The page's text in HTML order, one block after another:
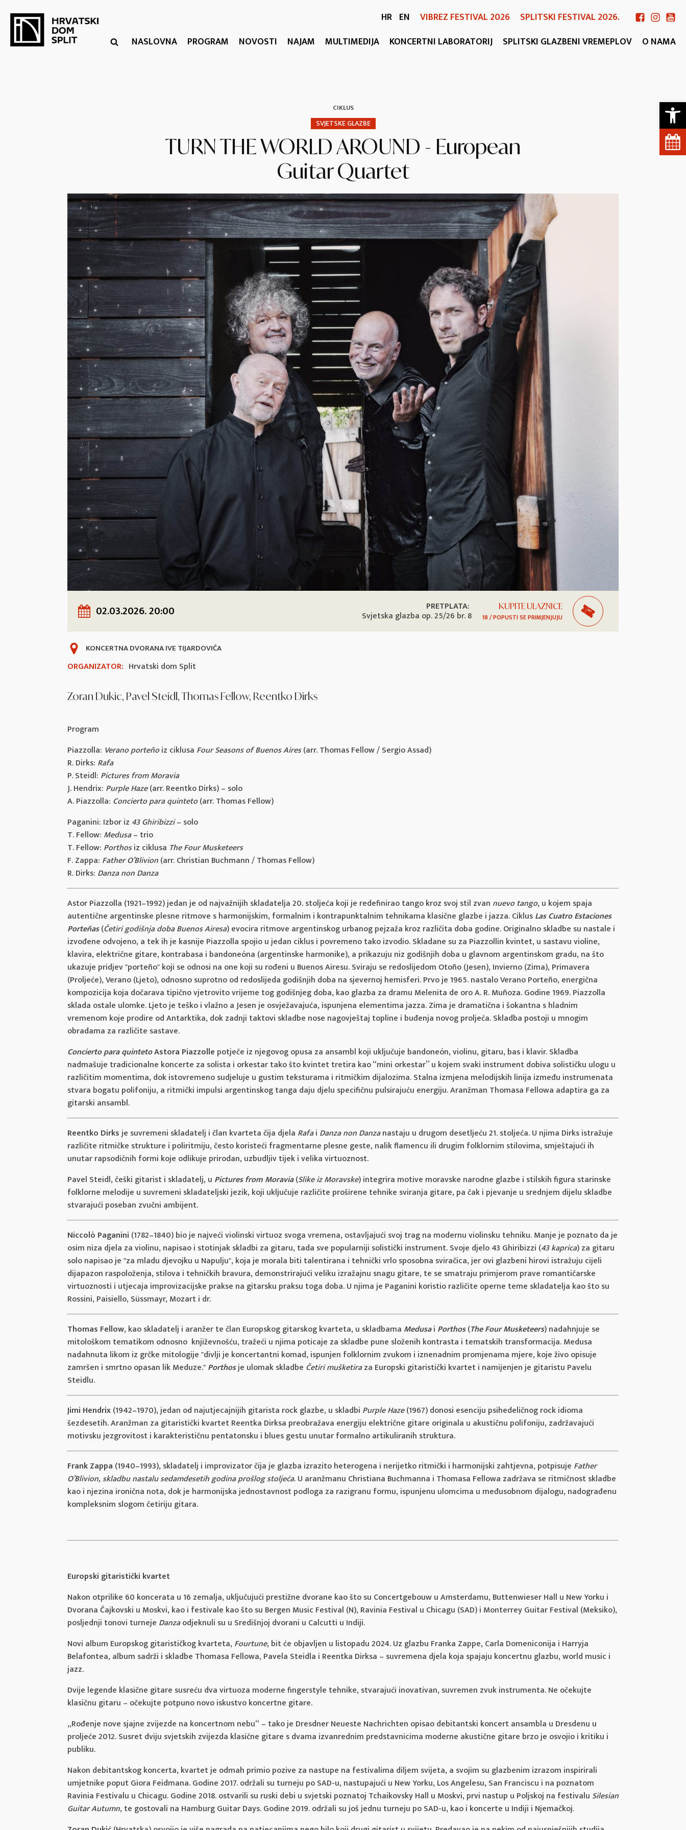
HR EN VIBREZ FESTIVAL 2026
SPLITSKI FESTIVAL 2026.
NASLOVNA
PROGRAM NOVOSTI NAJAM MULTIMEDIJA KONCERTNI LABORATORIJ SPLITSKI GLAZBENI VREMEPLOV O NAMA
CIKLUS
SVJETSKE GLAZBE
TURN THE WORLD AROUND - European
Guitar Quartet
02.03.2026. 20:00 PRETPLATA:
Svjetska glazba op. 25/26 br. 8
KUPITE ULAZNICE
18 / POPUSTI SE PRIMJENJUJU
ORGANIZATOR: Hrvatski dom Split
KONCERTNA DVORANA IVE TIJARDOVIĆA
Zoran Dukic, Pavel Steidl, Thomas Fellow, Reentko Dirks
Program
Piazzolla: Verano porteñoiz ciklusa Four Seasons of Buenos Aires(arr. Thomas Fellow / Sergio Assad)
R. Dirks: Rafa
P. Steidl: Pictures from Moravia
J. Hendrix: Purple Haze(arr. Reentko Dirks) – solo
A. Piazzolla: Concierto para quinteto(arr. Thomas Fellow)
Paganini: Izbor iz 43 Ghiribizzi– solo
T. Fellow: Medusa– trio
T. Fellow: Porthosiz ciklusa The Four Musketeers
F. Zappa: Father O’Blivion(arr. Christian Buchmann / Thomas Fellow)
R. Dirks: Danza non Danza
Astor Piazzolla (1921–1992) jedan je od najvažnijih skladatelja 20. stoljeća koji je redefinirao tango kroz svoj stil zvan nuevo tango, u kojem spaja
autentične argentinske plesne ritmove s harmonijskim, formalnim i kontrapunktalnim tehnikama klasične glazbe i jazza. CiklusLas Cuatro Estaciones
Porteñas(Četiri godišnja doba Buenos Airesa) evocira ritmove argentinskog urbanog pejzaža kroz različita doba godine. Originalno skladbe su nastale i
izvođene odvojeno, a tek ih je kasnije Piazzolla spojio u jedan ciklus i povremeno tako izvodio. Skladane su za Piazzollin kvintet, u sastavu violine,
klavira, električne gitare, kontrabasa i bandoneóna (argentinske harmonike), a prikazuju niz godišnjih doba u glavnom argentinskom gradu, na što
ukazuje pridjev "porteño" koji se odnosi na one koji su rođeni u Buenos Airesu. Sviraju se redoslijedom Otoño (Jesen), Invierno (Zima), Primavera
(Proljeće), Verano (Ljeto), odnosno suprotno od redoslijeda godišnjih doba na sjevernoj hemisferi. Prvo je 1965. nastalo Verano Porteño, energična
kompozicija koja dočarava tipično vjetrovito vrijeme tog godišnjeg doba, kao glazba za dramu Melenita de oro A. R. Muñoza. Godine 1969. Piazzolla
sklada ostale ulomke. Ljeto je teško i vlažno a Jesen je osvježavajuća, ispunjena elementima jazza. Zima je dramatična i šokantna s hladnim
vremenom koje prodire od Antarktika, dok zadnji taktovi skladbe nose nagovještaj topline i buđenja novog proljeća. Skladba postoji u mnogim
obradama za različite sastave.
Concierto para quintetoAstora Piazzolle potječe iz njegovog opusa za ansambl koji uključuje bandoneón, violinu, gitaru, bas i klavir. Skladba
nadmašuje tradicionalne koncerte za solista i orkestar tako što kvintet tretira kao “mini orkestar” u kojem svaki instrument dobiva solističku ulogu u
različitim momentima, dok istovremeno sudjeluje u gustim teksturama i ritmičkim dijalozima. Stalna izmjena melodijskih linija između instrumenata
stvara bogatu polifoniju, a ritmički impulsi argentinskog tanga daju djelu specifičnu pulsirajuću energiju. Aranžman Thomasa Fellowa adaptira ga za
gitarski ansambl.
Reentko Dirksje suvremeni skladatelj i član kvarteta čija djela Rafai Danza non Danzanastaju u drugom desetljeću 21. stoljeća. U njima Dirks istražuje
različite ritmičke strukture i poliritmiju, često koristeći fragmentarne plesne geste, nalik flamencu ili drugim folklornim stilovima, smještajući ih
unutar rapsodičnih formi koje odlikuje prirodan, uzbudljiv tijek i velika virtuoznost.
Pavel Steidl, češki gitarist i skladatelj, u Pictures from Moravia(Slike iz Moravske) integrira motive moravske narodne glazbe i stilskih figura starinske
folklorne melodije u suvremeni skladateljski jezik, koji uključuje različite proširene tehnike sviranja gitare, pa čak i pjevanje u srednjem dijelu skladbe
stvarajući poseban zvučni ambijent.
Niccolò Paganini (1782–1840) bio je najveći violinski virtuoz svoga vremena, ostavljajući svoj trag na modernu violinsku tehniku. Manje je poznato da je
osim niza djela za violinu, napisao i stotinjak skladbi za gitaru, tada sve popularniji solistički instrument. Svoje djelo 43 Ghiribizzi (43 kaprica) za gitaru
solo napisao je "za mladu djevojku u Napulju", koja je morala biti talentirana i tehnički vrlo sposobna sviračica, jer ovi glazbeni hirovi istražuju cijeli
dijapazon raspoloženja, stilova i tehničkih bravura, demonstrirajući veliku izražajnu snagu gitare, te se smatraju primjerom prave romantičarske
virtuoznosti i utjecaja improvizacijske prakse na gitarsku praksu toga doba. U njima je Paganini koristio različite operne teme skladatelja kao što su
Rossini, Paisiello, Süssmayr, Mozart i dr.
Thomas Fellow, kao skladatelj i aranžer te član Europskog gitarskog kvarteta, u skladbama Medusai Porthos(The Four Musketeers) nadahnjuje se
mitološkom tematikom odnosno književnošću, tražeći u njima poticaje za skladbe pune složenih kontrasta i tematskih transformacija. Medusa
nadahnuta likom iz grčke mitologije "divlji je koncertantni komad, ispunjen folklornim zvukom i iznenadnim promjenama mjere, koje živo opisuje
zamršen i smrtno opasan lik Meduze."Porthosje ulomak skladbe Četiri mušketiraza Europski gitaristički kvartet i namijenjen je gitaristu Pavelu
Steidlu.
Jimi Hendrix(1942–1970), jedan od najutjecajnijih gitarista rock glazbe, u skladbi Purple Haze(1967) donosi esenciju psihedeličnog rock idioma
šezdesetih. Aranžman za gitaristički kvartet Reentka Dirksa preobražava energiju električne gitare originala u akustičnu polifoniju, zadržavajući
motivsku jezgrovitost i karakterističnu pentatonsku i blues gestu unutar formalno artikuliranih struktura.
Frank Zappa (1940–1993), skladatelj i improvizator čija je glazba izrazito heterogena i nerijetko ritmički i harmonijski zahtjevna, potpisuje Father
O’Blivion, skladbu nastalu sedamdesetih godina prošlog stoljeća. U aranžmanu Christiana Buchmanna i Thomasa Fellowa zadržava se ritmičnost skladbe
kao i njezina ironična nota, dok je harmonijska jednostavnost podloga za razigranu formu, ispunjenu ulomcima u međusobnom dijalogu, nadograđenu
kompleksnim slogom četiriju gitara.
Europski gitaristički kvartet
Nakon otprilike 60 koncerata u 16 zemalja, uključujući prestižne dvorane kao što su Concertgebouw u Amsterdamu, Buttenwieser Hall u New Yorku i
Dvorana Čajkovski u Moskvi, kao i festivale kao što su Bergen Music Festival (N), Ravinia Festival u Chicagu (SAD) i Monterrey Guitar Festival (Meksiko),
posljednji tonovi turneje Danzaodjeknuli su u Središnjoj dvorani u Calcutti u Indiji.
Novi album Europskog gitarističkog kvarteta, Fourtune, bit će objavljen u listopadu 2024. Uz glazbu Franka Zappe, Carla Domeniconija i Harryja
Belafontea, album sadrži i skladbe Thomasa Fellowa, Pavela Steidla i Reentka Dirksa – suvremena djela koja spajaju koncertnu glazbu, world music i
jazz.
Dvije legende klasične gitare susreću dva virtuoza moderne fingerstyle tehnike, stvarajući inovativan, suvremen zvuk instrumenta. Ne očekujte
klasičnu gitaru – očekujte potpuno novo iskustvo koncertne gitare.
„Rođenje nove sjajne zvijezde na koncertnom nebu“ – tako je Dresdner Neueste Nachrichten opisao debitantski koncert ansambla u Dresdenu u
proljeće 2012. Susret dviju svjetskih zvijezda klasične gitare s dvama izvanrednim predstavnicima moderne akustične gitare brzo je osvojio i kritiku i
publiku.
Nakon debitantskog koncerta, kvartet je odmah primio pozive za nastupe na festivalima diljem svijeta, a svojim su glazbenim izrazom inspirirali
umjetnike poput Giora Feidmana. Godine 2017. održali su turneju po SAD-u, nastupajući u New Yorku, Los Angelesu, San Franciscu i na poznatom
Ravinia Festivalu u Chicagu. Godine 2018. ostvarili su ruski debi u svjetski poznatoj Tchaikovsky Hall u Moskvi, prvi nastup u Poljskoj na festivalu Silesian
Guitar Autumn, te gostovali na Hamburg Guitar Days. Godine 2019. održali su još jednu turneju po SAD-u, kao i koncerte u Indiji i Njemačkoj.